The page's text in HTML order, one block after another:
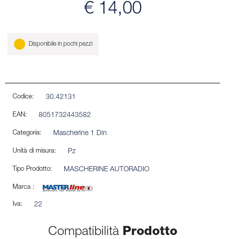
€ 14,00
Disponibile in pochi pezzi
Codice: 30.42131
EAN: 8051732443582
Categoria: Mascherine 1 Din
Unità di misura: Pz
Tipo Prodotto: MASCHERINE AUTORADIO
Marca :
Iva: 22
Compatibilità Prodotto